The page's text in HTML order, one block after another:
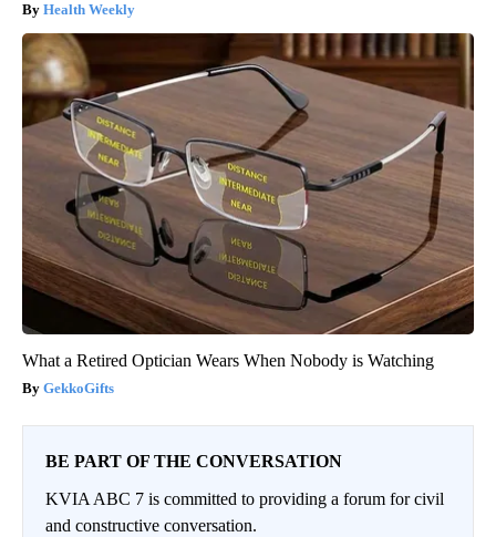
Health Weekly
What a Retired Optician Wears When Nobody is Watching
GekkoGifts
BE PART OF THE CONVERSATION
KVIA ABC 7 is committed to providing a forum for civil
and constructive conversation.